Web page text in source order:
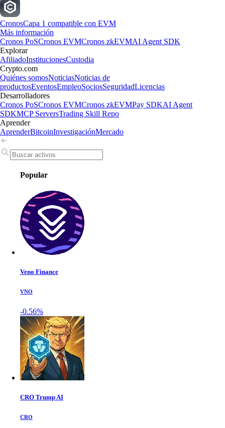
CronosCapa 1 compatible con EVM
Más información
Cronos PoSCronos EVMCronos zkEVMAI Agent SDK
Explorar
AfiliadoInstitucionesCustodia
Crypto.com
Quiénes somosNoticiasNoticias de
productosEventosEmpleoSociosSeguridadLicencias
Desarrolladores
Cronos PoSCronos EVMCronos zkEVMPay SDKAI Agent
SDKMCP ServersTrading Skill Repo
Aprender
AprenderBitcoinInvestigaciónMercado
Popular
Veno Finance
VNO
-0.56%
CRO Trump AI
CRO